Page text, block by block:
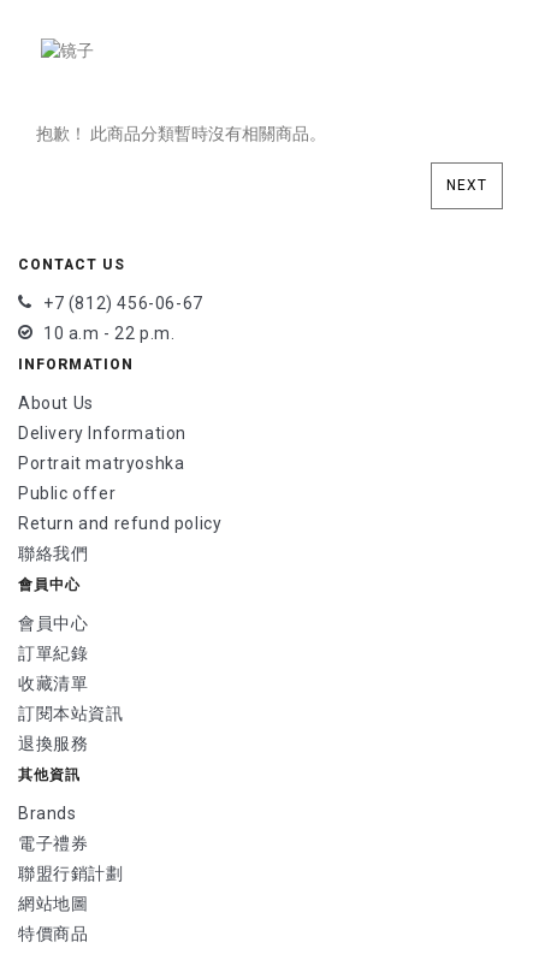
抱歉！ 此商品分類暫時沒有相關商品。
NEXT
CONTACT US
+7 (812) 456-06-67
10 a.m - 22 p.m.
INFORMATION
About Us
Delivery Information
Portrait matryoshka
Public offer
Return and refund policy
聯絡我們
會員中心
會員中心
訂單紀錄
收藏清單
訂閱本站資訊
退換服務
其他資訊
Brands
電子禮券
聯盟行銷計劃
網站地圖
特價商品